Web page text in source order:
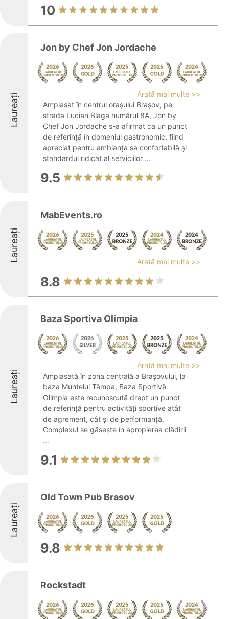
10
Laureați
Jon by Chef Jon Jordache
Arată mai multe >>
Amplasat în centrul orașului Brașov, pe
strada Lucian Blaga numărul 8A, Jon by
Chef Jon Jordache s-a afirmat ca un punct
de referință în domeniul gastronomic, fiind
apreciat pentru ambianța sa confortabilă și
standardul ridicat al serviciilor ...
9.5
Laureați
MabEvents.ro
Arată mai multe >>
8.8
Laureați
Baza Sportiva Olimpia
Arată mai multe >>
Amplasată în zona centrală a Brașovului, la
baza Muntelui Tâmpa, Baza Sportivă
Olimpia este recunoscută drept un punct
de referință pentru activități sportive atât
de agrement, cât și de performanță.
Complexul se găsește în apropierea clădirii
...
9.1
Laureați
Old Town Pub Brasov
9.8
Rockstadt